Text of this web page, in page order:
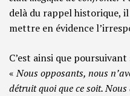
delà du rappel historique,
mettre en évidence
C’est ainsi que
«Nous opposants, nous
détruit quoi que ce soit.